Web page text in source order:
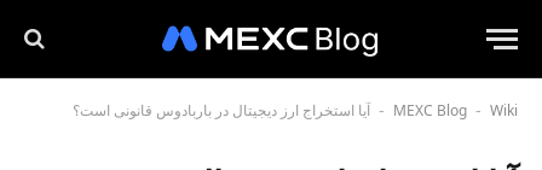
MEXC Blog - Wiki
- آیا استخراج ارز دیجیتال در باربادوس قانونی است؟